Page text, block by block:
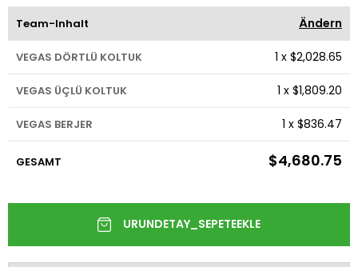
Team-Inhalt Ändern
VEGAS DÖRTLÜ KOLTUK 1 x $2,028.65
VEGAS ÜÇLÜ KOLTUK 1 x $1,809.20
VEGAS BERJER 1 x $836.47
GESAMT $4,680.75